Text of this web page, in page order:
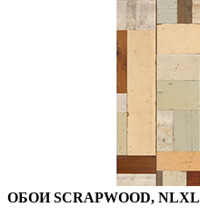
ОБОИ SCRAPWOOD, NLXL